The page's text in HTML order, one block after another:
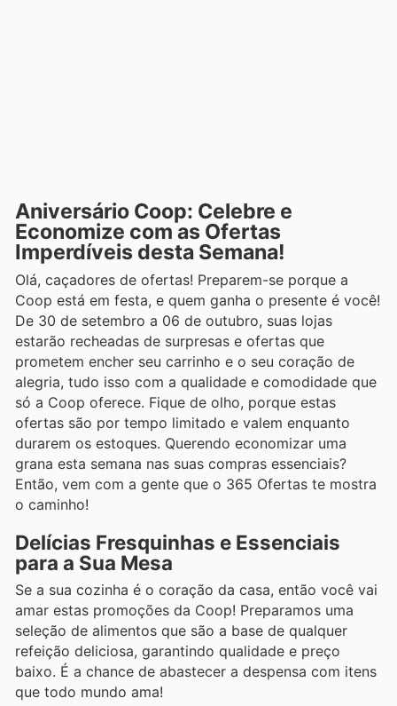
Aniversário Coop: Celebre e
Economize com as Ofertas
Imperdíveis desta Semana!
Olá, caçadores de ofertas! Preparem-se porque a
Coop está em festa, e quem ganha o presente é você!
De 30 de setembro a 06 de outubro, suas lojas
estarão recheadas de surpresas e ofertas que
prometem encher seu carrinho e o seu coração de
alegria, tudo isso com a qualidade e comodidade que
só a Coop oferece. Fique de olho, porque estas
ofertas são por tempo limitado e valem enquanto
durarem os estoques. Querendo economizar uma
grana esta semana nas suas compras essenciais?
Então, vem com a gente que o 365 Ofertas te mostra
o caminho!
Delícias Fresquinhas e Essenciais
para a Sua Mesa
Se a sua cozinha é o coração da casa, então você vai
amar estas promoções da Coop! Preparamos uma
seleção de alimentos que são a base de qualquer
refeição deliciosa, garantindo qualidade e preço
baixo. É a chance de abastecer a despensa com itens
que todo mundo ama!